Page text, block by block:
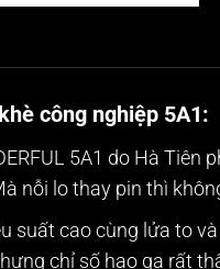
công nghiệp 5A1:
5A1 do Hà Tiên
nỗi lo thay pin thì
suất cao cùng lửa to
chỉ số hao ga rất